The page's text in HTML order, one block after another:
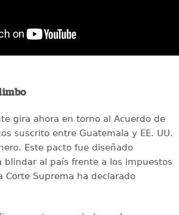
gira ahora en torno al Acuerdo de
suscrito entre Guatemala y EE. UU.
Este pacto fue diseñado
blindar al país frente a los impuestos
Corte Suprema ha declarado